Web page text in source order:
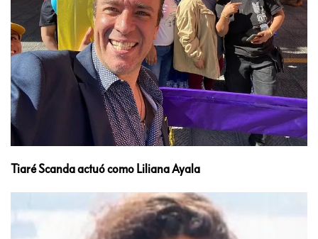
Tiaré Scanda actuó como Liliana Ayala